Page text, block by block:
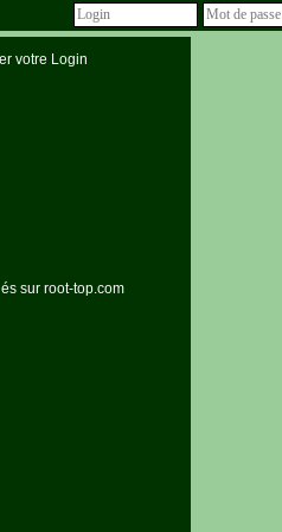
votre Login
sur root-top.com